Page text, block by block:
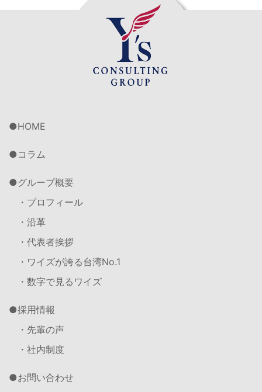
HOME
コラム
グループ概要
・プロフィール
・沿革
・代表者挨拶
・ワイズが誇る台湾No.1
・数字で見るワイズ
採用情報
・先輩の声
・社内制度
お問い合わせ